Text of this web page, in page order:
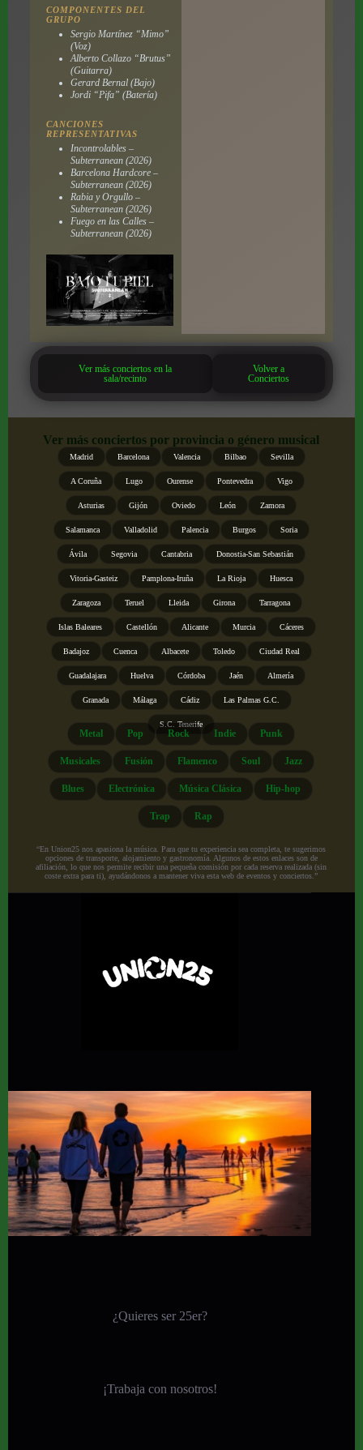
COMPONENTES DEL
GRUPO
Sergio Martínez “Mimo”
(Voz)
Alberto Collazo “Brutus”
(Guitarra)
Gerard Bernal (Bajo)
Jordi “Pifa” (Batería)
CANCIONES
REPRESENTATIVAS
Incontrolables –
Subterranean (2026)
Barcelona Hardcore –
Subterranean (2026)
Rabia y Orgullo –
Subterranean (2026)
Fuego en las Calles –
Subterranean (2026)
Ver más conciertos en la
sala/recinto
Volver a
Conciertos
Ver más conciertos por provincia o género musical
Madrid Barcelona Valencia Bilbao Sevilla
A Coruña Lugo Ourense Pontevedra Vigo
Asturias Gijón Oviedo León Zamora
Salamanca Valladolid Palencia Burgos Soria
Ávila Segovia Cantabria Donostia-San Sebastián
Vitoria-Gasteiz Pamplona-Iruña La Rioja Huesca
Zaragoza Teruel Lleida Girona Tarragona
Islas Baleares Castellón Alicante Murcia Cáceres
Badajoz Cuenca Albacete Toledo Ciudad Real
Guadalajara Huelva Córdoba Jaén Almería
Granada Málaga Cádiz Las Palmas G.C.
S.C. Tenerife
Metal Pop Rock Indie Punk
Musicales Fusión Flamenco Soul Jazz
Blues Electrónica Música Clásica Hip-hop
Trap Rap
“En Union25 nos apasiona la música. Para que tu experiencia sea completa, te sugerimos
opciones de transporte, alojamiento y gastronomía. Algunos de estos enlaces son de
afiliación, lo que nos permite recibir una pequeña comisión por cada reserva realizada (sin
coste extra para ti), ayudándonos a mantener viva esta web de eventos y conciertos.”
¿Quieres ser 25er?
¡Trabaja con nosotros!